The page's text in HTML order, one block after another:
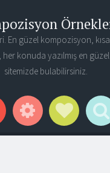
En güzel kompozisyon,
konuda yazılmış en
sitemizde bulabilirsiniz.
WidgetsSocial